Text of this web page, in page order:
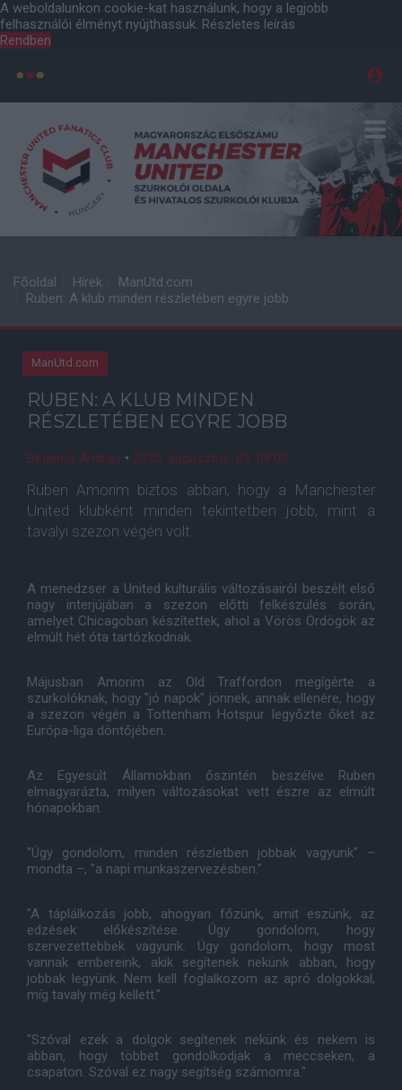
A weboldalunkon cookie-kat használunk, hogy a legjobb
felhasználói élményt nyújthassuk. Részletes leírás
Rendben
Főoldal Hírek
ManUtd.com
Ruben: A klub minden részletében egyre jobb
ManUtd.com
RUBEN: A KLUB MINDEN
RÉSZLETÉBEN EGYRE JOBB
Bederna András • 2025. augusztus. 03. 08:00
Ruben Amorim biztos abban, hogy a Manchester
United klubként minden tekintetben jobb, mint a
tavalyi szezon végén volt.
A menedzser a United kulturális változásairól beszélt első
nagy interjújában a szezon előtti felkészülés során,
amelyet Chicagoban készítettek, ahol a Vörös Ördögök az
elmúlt hét óta tartózkodnak.
Májusban Amorim az Old Traffordon megígérte a
szurkolóknak, hogy "jó napok" jönnek, annak ellenére, hogy
a szezon végén a Tottenham Hotspur legyőzte őket az
Európa-liga döntőjében.
Az Egyesült Államokban őszintén beszélve Ruben
elmagyarázta, milyen változásokat vett észre az elmúlt
hónapokban.
"Úgy gondolom, minden részletben jobbak vagyunk" –
mondta –, "a napi munkaszervezésben."
"A táplálkozás jobb, ahogyan főzünk, amit eszünk, az
edzések előkészítése. Úgy gondolom, hogy
szervezettebbek vagyunk. Úgy gondolom, hogy most
vannak embereink, akik segítenek nekünk abban, hogy
jobbak legyünk. Nem kell foglalkozom az apró dolgokkal,
míg tavaly még kellett."
"Szóval ezek a dolgok segítenek nekünk és nekem is
abban, hogy többet gondolkodjak a meccseken, a
csapaton. Szóval ez nagy segítség számomra."